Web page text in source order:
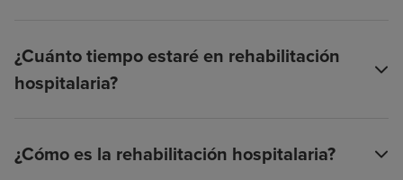
¿Cuánto tiempo estaré en rehabilitación
hospitalaria?
¿Cómo es la rehabilitación hospitalaria?